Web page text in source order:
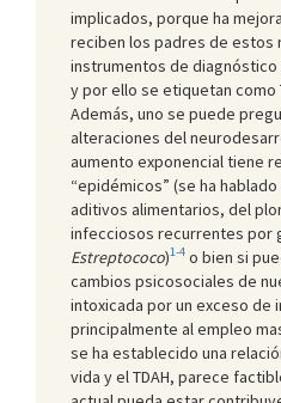
implicados, porque ha
reciben los padres de estos
instrumentos de
y por ello se etiquetan como
Además, uno se puede
alteraciones del
aumento exponencial tiene
“epidémicos” (se ha
aditivos alimentarios, del
infecciosos recurrentes por
Estreptococo)1-4 o bien si
cambios psicosociales de
intoxicada por un exceso de
principalmente al empleo
se ha establecido una
vida y el TDAH, parece